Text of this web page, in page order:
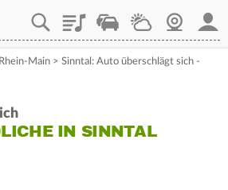
PlaylistStaupilotWetterWebcam
Rhein-Main > Sinntal: Auto überschlägt sich -
IN SINNTAL